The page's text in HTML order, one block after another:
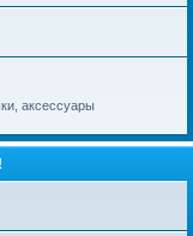
аксессуары